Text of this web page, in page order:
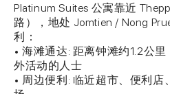
Platinum Suites 公寓靠近
路），地处 Jomtien / Nong
利：
• 海滩通达: 距离钟滩约1.2公
外活动的人士
• 周边便利: 临近超市、便利